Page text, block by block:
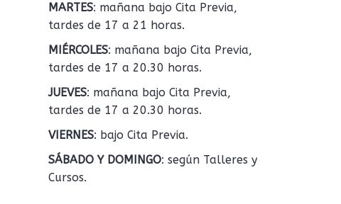
MARTES: mañana bajo Cita Previa,
tardes de 17 a 21 horas.
MIÉRCOLES: mañana bajo Cita Previa,
tardes de 17 a 20.30 horas.
JUEVES: mañana bajo Cita Previa,
tardes de 17 a 20.30 horas.
VIERNES: bajo Cita Previa.
SÁBADO Y DOMINGO: según Talleres y
Cursos.